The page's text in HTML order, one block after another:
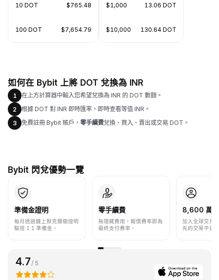
10 DOT $765.48
100 DOT $7,654.79
$1,000 13.06 DOT
$10,000 130.64 DOT
如何在 Bybit 上將 DOT 兌換為 INR
1
在上方計算器中輸入您希望兌換為 INR 的 DOT 數額。
2
根據 DOT 對 INR 即時匯率，即時查看等值 INR。
3
免費註冊 Bybit 賬戶， 零手續費兌換、買入、賣出或交易 DOT。
Bybit 閃兌優勢一覽
準備金證明
每月透過鏈上默克爾樹證明
驗證 1:1 準備金。
零手續費
無隱藏費用，報價費率即為
最終支付費率。
8,600 萬+
加入全球交易
先的交易平臺
4.7/ 5